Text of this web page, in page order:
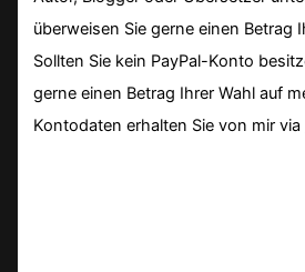
überweisen Sie gerne einen Betrag
Sollten Sie kein PayPal-Konto
gerne einen Betrag Ihrer Wahl auf
Kontodaten erhalten Sie von mir via